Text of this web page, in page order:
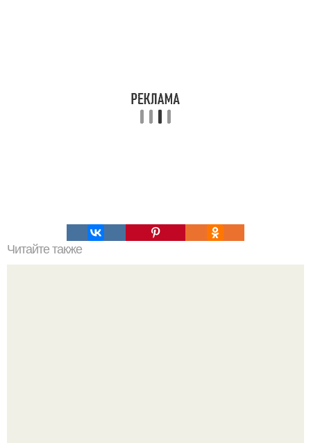
Читайте также